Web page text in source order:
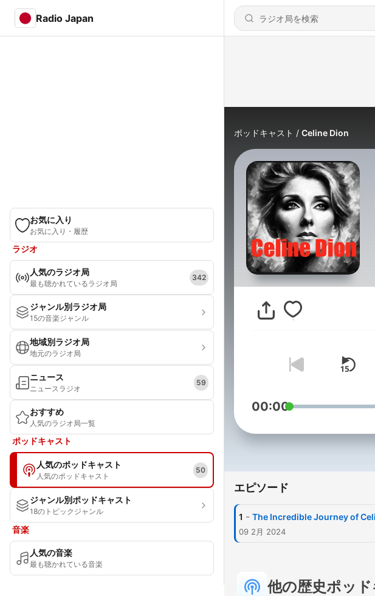
Radio Japan
お気に入り
お気に入り・履歴
ラジオ
人気のラジオ局
最も聴かれているラジオ局
342
ジャンル別ラジオ局
15の音楽ジャンル
地域別ラジオ局
地元のラジオ局
ニュース
ニュースラジオ
59
おすすめ
人気のラジオ局一覧
ポッドキャスト
人気のポッドキャスト
人気のポッドキャスト
50
ジャンル別ポッドキャスト
18のトピックジャンル
音楽
人気の音楽
最も聴かれている音楽
ポッドキャスト Celine Dion
00:00
エピソード
1 - The Incredible Journey of
09 2月 2024
他の歴史ポッ